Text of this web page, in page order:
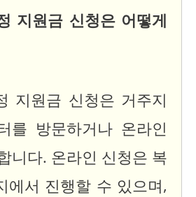
지원금 신청은 어떻게
지원금 신청은 거주지
를 방문하거나 온라인
니다. 온라인 신청은 복
에서 진행할 수 있으며,